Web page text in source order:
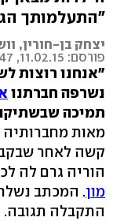
"התעלמותך
יצחק בן-חורין,
פורסם: 11.02.15, 23:47
"אנחנו רוצות
נשרפה חברתנו
תמיכה
קשה לאחר
הוריה גרם לה
מון. המכתב
התקבלה תגובה.